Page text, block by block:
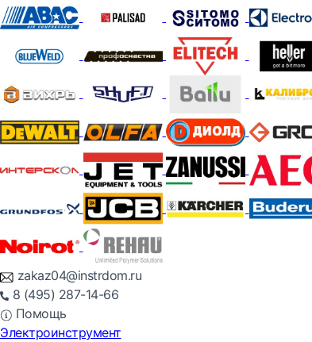
zakaz04@instrdom.ru
8 (495) 287-14-66
Помощь
Электроинструмент